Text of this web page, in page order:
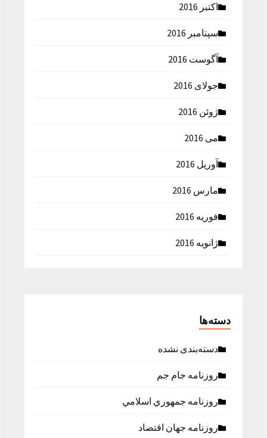
اکتبر 2016
سپتامبر 2016
آگوست 2016
جولای 2016
ژوئن 2016
می 2016
آوریل 2016
مارس 2016
فوریه 2016
ژانویه 2016
دسته‌ها
دسته‌بندی نشده
روزنامه جام جم
روزنامه جمهوري اسلامي
روزنامه جهان اقتصاد